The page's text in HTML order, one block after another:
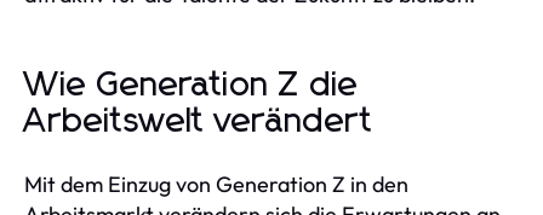
Wie Generation Z die
Arbeitswelt verändert
Mit dem Einzug von Generation Z in den